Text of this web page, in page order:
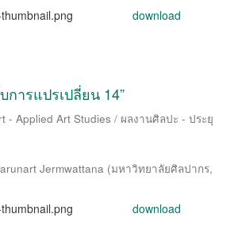
download
ารแปรเปลี่ยน 14”
- Applied Art Studies / ผลงานศิลปะ - ประยุ
Jermwattana (มหาวิทยาลัยศิลปากร,
download